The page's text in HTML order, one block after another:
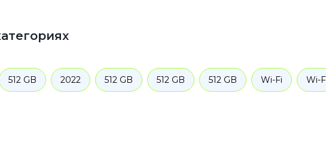
512 GB 2022 512 GB 512 GB 512 GB Wi-Fi Wi-